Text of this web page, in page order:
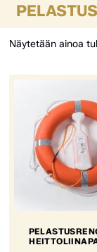
Näytetään ainoa